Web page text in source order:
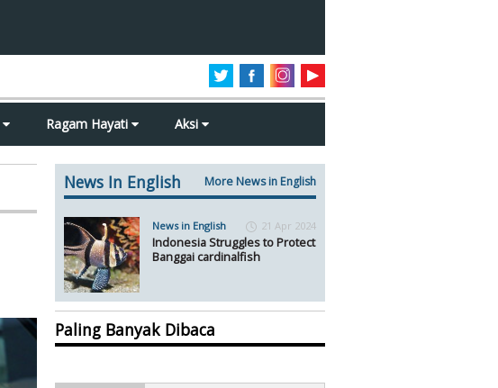
Ragam Hayati Aksi
News In English More News in English
News in English 21 Apr 2024
Indonesia Struggles to Protect
Banggai cardinalfish
Paling Banyak Dibaca